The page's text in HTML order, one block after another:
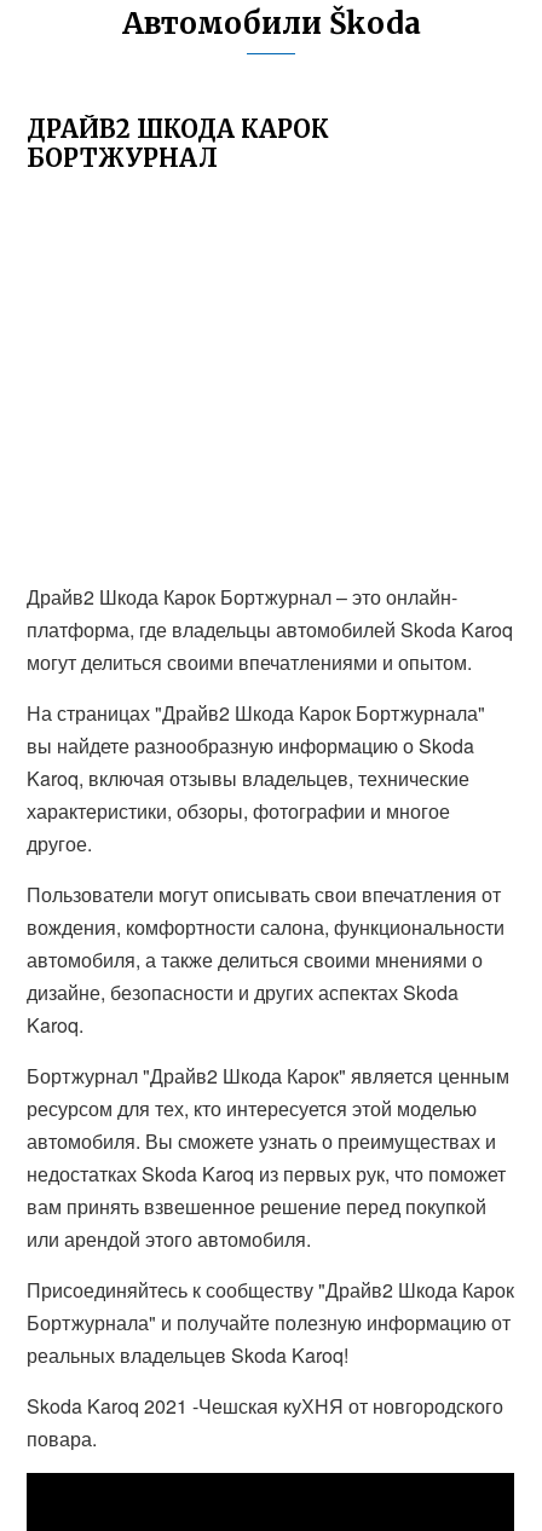
Автомобили Škoda
ДРАЙВ2 ШКОДА КАРОК
БОРТЖУРНАЛ
Драйв2 Шкода Карок Бортжурнал – это онлайн-
платформа, где владельцы автомобилей Skoda Karoq
могут делиться своими впечатлениями и опытом.
На страницах "Драйв2 Шкода Карок Бортжурнала"
вы найдете разнообразную информацию о Skoda
Karoq, включая отзывы владельцев, технические
характеристики, обзоры, фотографии и многое
другое.
Пользователи могут описывать свои впечатления от
вождения, комфортности салона, функциональности
автомобиля, а также делиться своими мнениями о
дизайне, безопасности и других аспектах Skoda
Karoq.
Бортжурнал "Драйв2 Шкода Карок" является ценным
ресурсом для тех, кто интересуется этой моделью
автомобиля. Вы сможете узнать о преимуществах и
недостатках Skoda Karoq из первых рук, что поможет
вам принять взвешенное решение перед покупкой
или арендой этого автомобиля.
Присоединяйтесь к сообществу "Драйв2 Шкода Карок
Бортжурнала" и получайте полезную информацию от
реальных владельцев Skoda Karoq!
Skoda Karoq 2021 -Чешская куХНЯ от новгородского
повара.